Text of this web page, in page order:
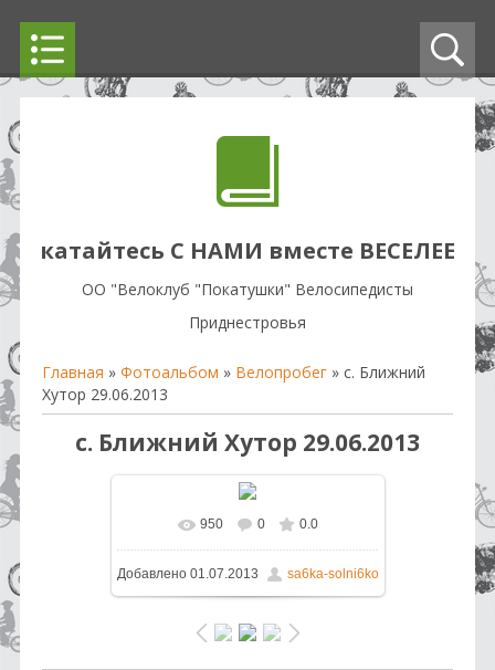
катайтесь С НАМИ вместе ВЕСЕЛЕЕ
OO "Велоклуб "Покатушки" Велосипедисты
Приднестровья
Главная » Фотоальбом » Велопробег » с. Ближний
Хутор 29.06.2013
с. Ближний Хутор 29.06.2013
В реальном размере 1037x691
523.4Kb
950 0 0.0
Добавлено01.07.2013 sa6ka-solni6ko